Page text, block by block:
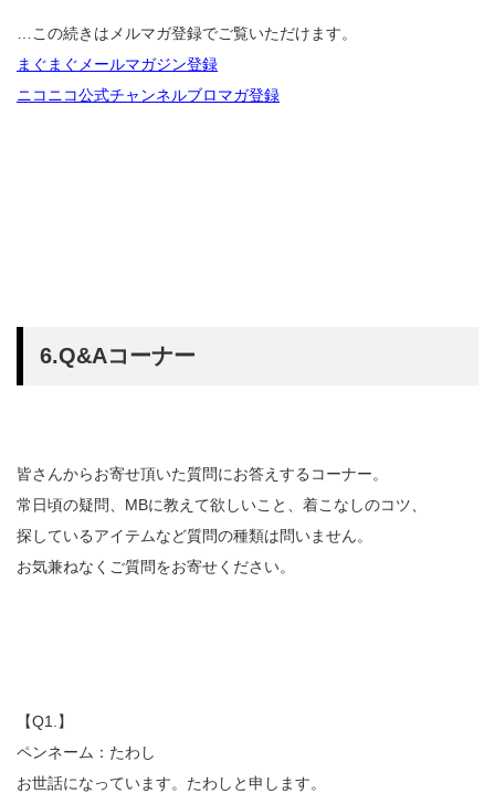
…この続きはメルマガ登録でご覧いただけます。
まぐまぐメールマガジン登録
ニコニコ公式チャンネルブロマガ登録
6.Q&Aコーナー
皆さんからお寄せ頂いた質問にお答えするコーナー。
常日頃の疑問、MBに教えて欲しいこと、着こなしのコツ、
探しているアイテムなど質問の種類は問いません。
お気兼ねなくご質問をお寄せください。
【Q1.】
ペンネーム：たわし
お世話になっています。たわしと申します。